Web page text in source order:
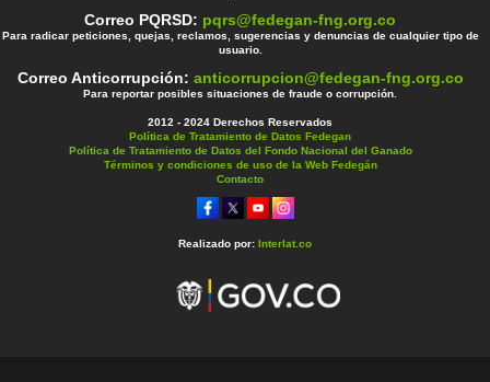
Correo PQRSD: pqrs@fedegan-fng.org.co
Para radicar peticiones, quejas, reclamos, sugerencias y denuncias de cualquier tipo de
usuario.
Correo Anticorrupción: anticorrupcion@fedegan-fng.org.co
Para reportar posibles situaciones de fraude o corrupción.
2012 - 2024 Derechos Reservados
Política de Tratamiento de Datos Fedegan
Política de Tratamiento de Datos del Fondo Nacional del Ganado
Términos y condiciones de uso de la Web Fedegán
Contacto
Realizado por: Interlat.co